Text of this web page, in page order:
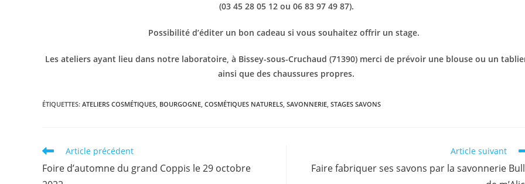
(03 45 28 05 12 ou 06 83 97 49 87).
Possibilité d’éditer un bon cadeau si vous souhaitez offrir un stage.
Les ateliers ayant lieu dans notre laboratoire, à Bissey-sous-Cruchaud (71390) merci de prévoir une blouse ou un
ainsi que des chaussures propres.
ÉTIQUETTES: ATELIERS COSMÉTIQUES, BOURGOGNE, COSMÉTIQUES NATURELS, SAVONNERIE, STAGES SAVONS
Read
articles
Article précédent
Foire d’automne du grand Coppis le 29 octobre
Article suivant
Faire fabriquer ses savons par la savonnerie